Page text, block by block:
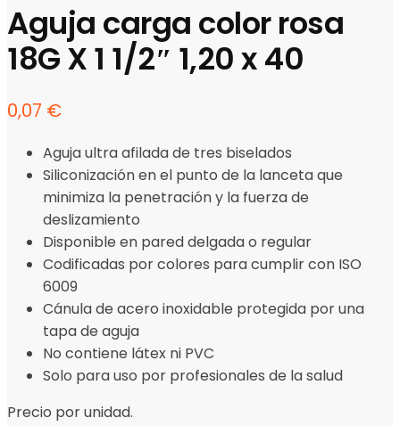
Aguja carga color rosa
18G X 1 1/2″ 1,20 x 40
0,07 €
Aguja ultra afilada de tres biselados
Siliconización en el punto de la lanceta que
minimiza la penetración y la fuerza de
deslizamiento
Disponible en pared delgada o regular
Codificadas por colores para cumplir con ISO
6009
Cánula de acero inoxidable protegida por una
tapa de aguja
No contiene látex ni PVC
Solo para uso por profesionales de la salud
Precio por unidad.